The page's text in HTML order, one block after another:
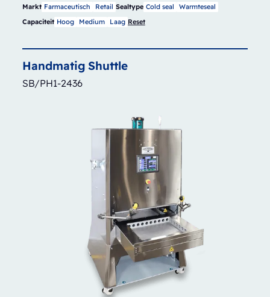
Markt Farmaceutisch Retail Sealtype Cold seal
Warmteseal
Capaciteit Hoog Medium Laag Reset
Handmatig Shuttle
SB/PH1-2436